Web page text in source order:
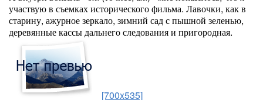
участвую в съемках исторического фильма. Лавочки, как в
старину, ажурное зеркало, зимний сад с пышной зеленью,
деревянные кассы дальнего следования и пригородная.
[700x535]